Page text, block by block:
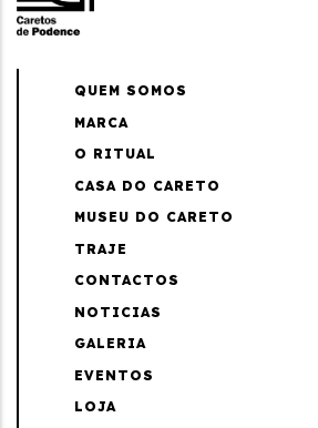
QUEM SOMOS
MARCA
O RITUAL
CASA DO CARETO
MUSEU DO CARETO
TRAJE
CONTACTOS
NOTICIAS
GALERIA
EVENTOS
LOJA